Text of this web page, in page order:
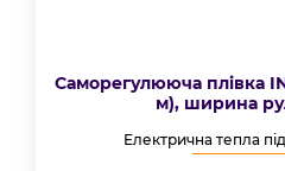
Саморегулююча плівка
м), ширина
Електрична тепла